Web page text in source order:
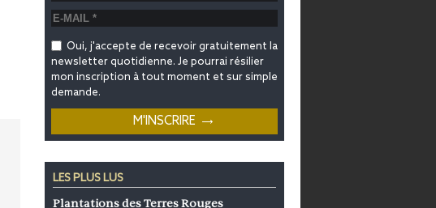
Oui, j'accepte de recevoir gratuitement la
newsletter quotidienne. Je pourrai résilier
mon inscription à tout moment et sur simple
demande.
LES PLUS LUS
Plantations des Terres Rouges